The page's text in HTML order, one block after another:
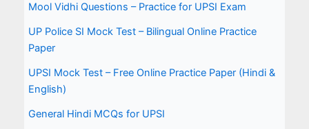
Mool Vidhi Questions – Practice for UPSI Exam
UP Police SI Mock Test – Bilingual Online Practice
Paper
UPSI Mock Test – Free Online Practice Paper (Hindi &
English)
General Hindi MCQs for UPSI